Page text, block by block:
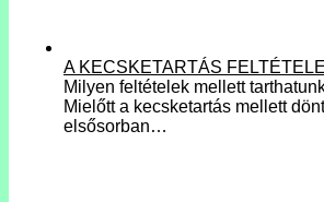
A KECSKETARTÁS FELTÉTELEI
Milyen feltételek mellett
Mielőtt a kecsketartás mellett
elsősorban…